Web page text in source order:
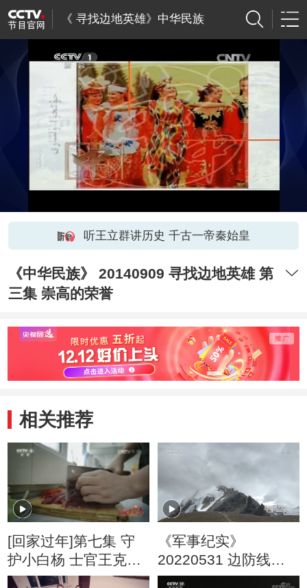
《 寻找边地英雄》中华民族
听王立群讲历史 千古一帝秦始皇
《中华民族》 20140909 寻找边地英雄 第
三集 崇高的荣誉
相关推荐
[回家过年]第七集 守
护小白杨 士官王克怀
的妻子盼望着一家人
《军事纪实》
20220531 边防线上
的“风花雪月”